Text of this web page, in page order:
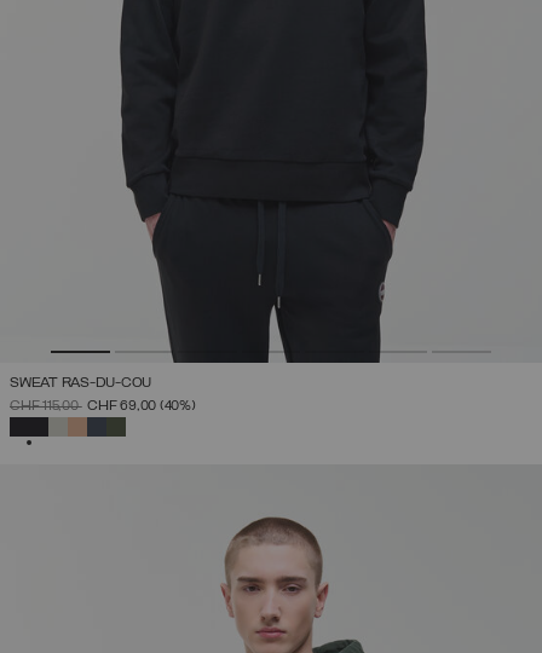
SWEAT RAS-DU-COU
PRIX RÉDUIT DE
CHF 115,00ÀCHF 69,00 (40%)